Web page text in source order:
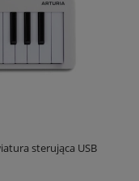
sterująca USB